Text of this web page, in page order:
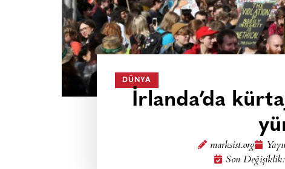
DÜNYA
İrlanda’da
marksist.org
Son